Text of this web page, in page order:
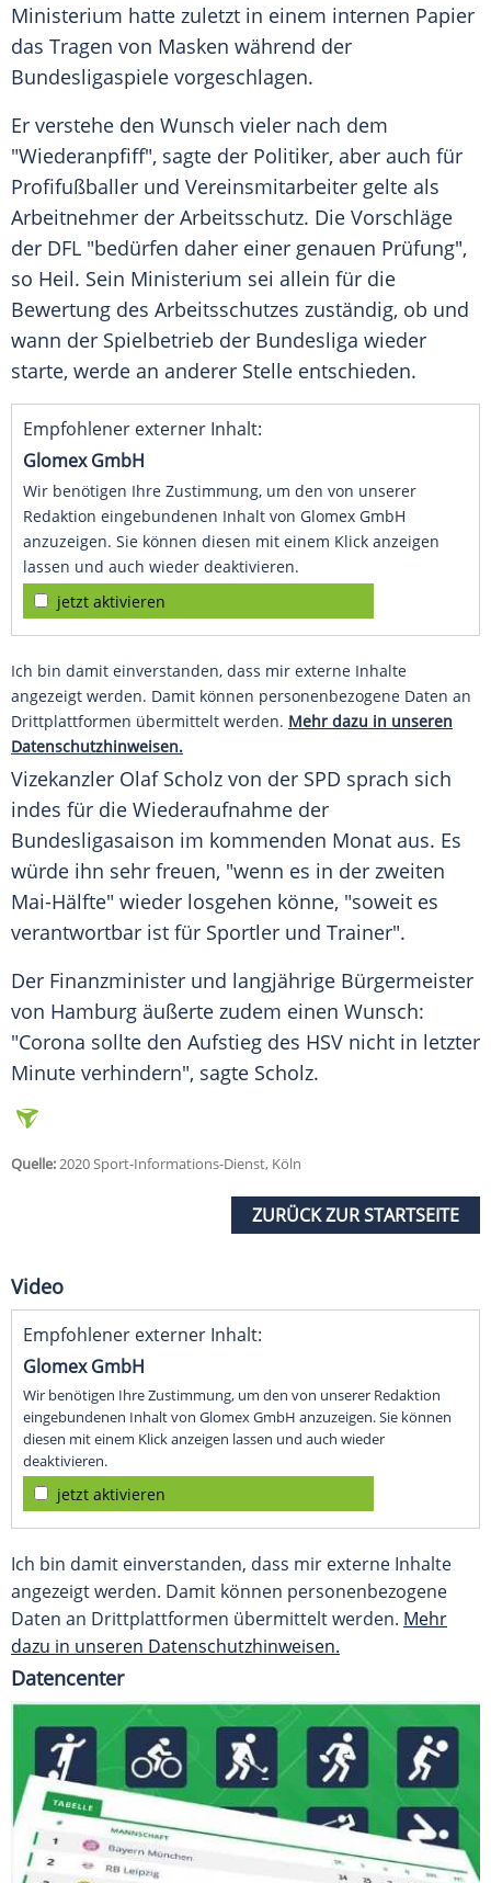
Ministerium hatte zuletzt in einem internen Papier
das Tragen von Masken während der
Bundesligaspiele vorgeschlagen.
Er verstehe den Wunsch vieler nach dem
"Wiederanpfiff", sagte der Politiker, aber auch für
Profifußballer und Vereinsmitarbeiter gelte als
Arbeitnehmer der Arbeitsschutz. Die Vorschläge
der DFL "bedürfen daher einer genauen Prüfung",
so Heil. Sein Ministerium sei allein für die
Bewertung des Arbeitsschutzes zuständig, ob und
wann der Spielbetrieb der Bundesliga wieder
starte, werde an anderer Stelle entschieden.
Empfohlener externer Inhalt:
Glomex GmbH
Wir benötigen Ihre Zustimmung, um den von unserer
Redaktion eingebundenen Inhalt von Glomex GmbH
anzuzeigen. Sie können diesen mit einem Klick anzeigen
lassen und auch wieder deaktivieren.
jetzt aktivieren
Ich bin damit einverstanden, dass mir externe Inhalte
angezeigt werden. Damit können personenbezogene Daten an
Drittplattformen übermittelt werden. Mehr dazu in unseren
Datenschutzhinweisen.
Vizekanzler Olaf Scholz von der SPD sprach sich
indes für die Wiederaufnahme der
Bundesligasaison im kommenden Monat aus. Es
würde ihn sehr freuen, "wenn es in der zweiten
Mai-Hälfte" wieder losgehen könne, "soweit es
verantwortbar ist für Sportler und Trainer".
Der Finanzminister und langjährige Bürgermeister
von Hamburg äußerte zudem einen Wunsch:
"Corona sollte den Aufstieg des HSV nicht in letzter
Minute verhindern", sagte Scholz.
Quelle:2020 Sport-Informations-Dienst, Köln
ZURÜCK ZUR STARTSEITE
Video
Empfohlener externer Inhalt:
Glomex GmbH
Wir benötigen Ihre Zustimmung, um den von unserer Redaktion
eingebundenen Inhalt von Glomex GmbH anzuzeigen. Sie können
diesen mit einem Klick anzeigen lassen und auch wieder
deaktivieren.
jetzt aktivieren
Ich bin damit einverstanden, dass mir externe Inhalte
angezeigt werden. Damit können personenbezogene
Daten an Drittplattformen übermittelt werden. Mehr
dazu in unseren Datenschutzhinweisen.
Datencenter